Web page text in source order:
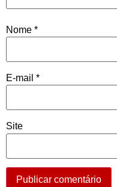
Nome *
E-mail *
Site